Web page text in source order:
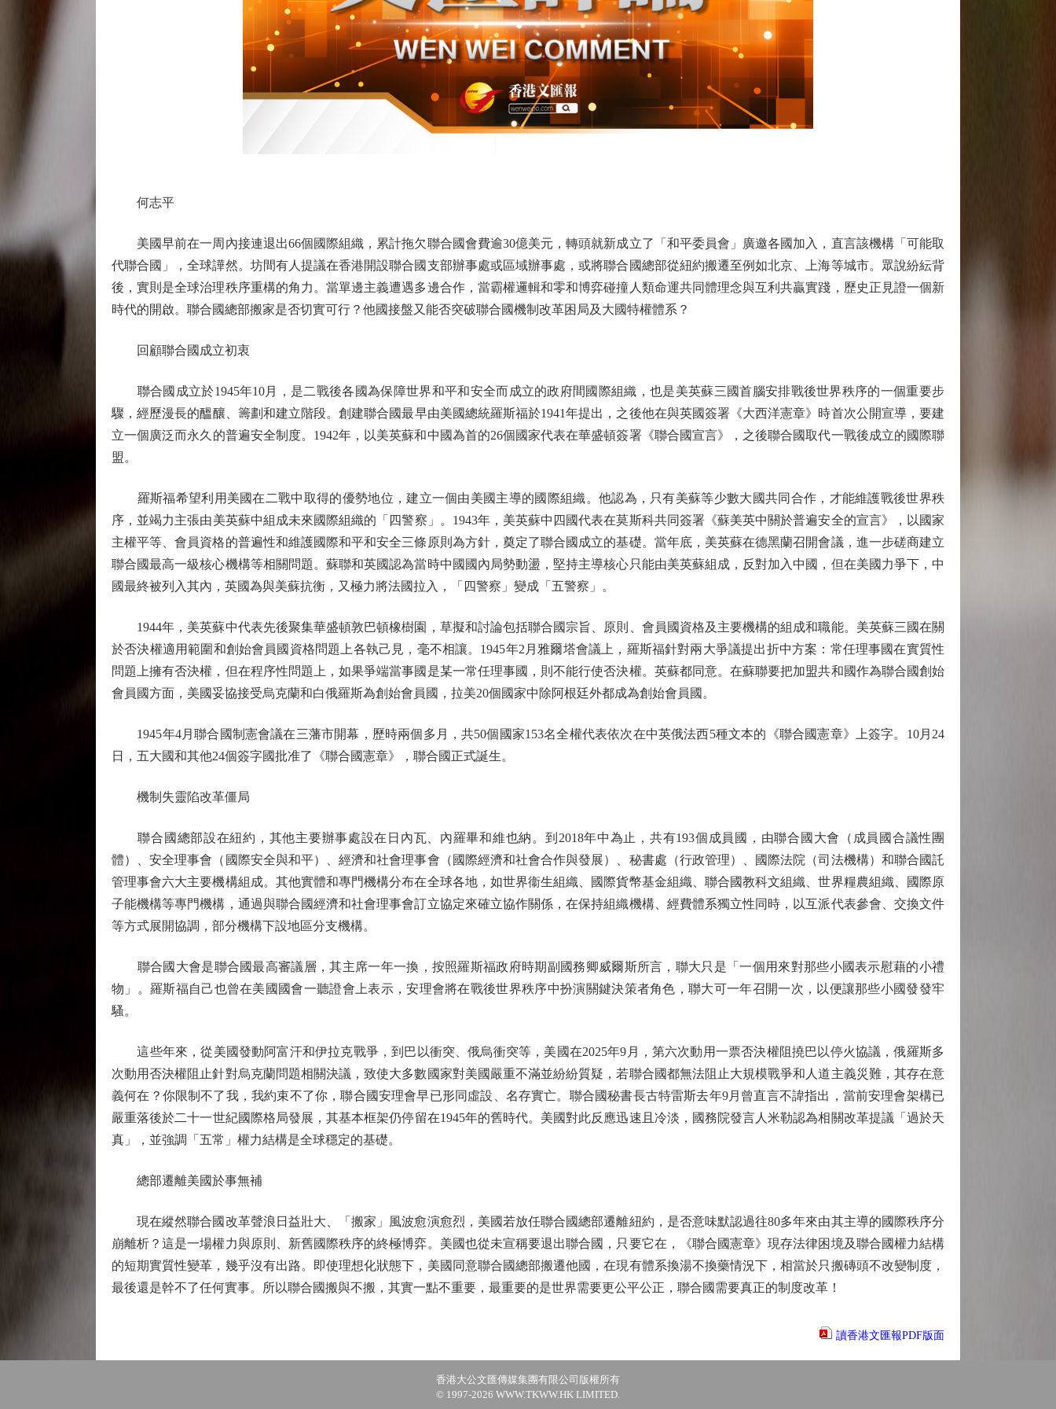
何志平
美國早前在一周內接連退出66個國際組織，累計拖欠聯合國會費逾30億美元，轉頭就新成立了「和平委員會」廣邀各國加入，直言該機構「可能取
代聯合國」，全球譁然。坊間有人提議在香港開設聯合國支部辦事處或區域辦事處，或將聯合國總部從紐約搬遷至例如北京、上海等城市。眾說紛紜背
後，實則是全球治理秩序重構的角力。當單邊主義遭遇多邊合作，當霸權邏輯和零和博弈碰撞人類命運共同體理念與互利共贏實踐，歷史正見證一個新
時代的開啟。聯合國總部搬家是否切實可行？他國接盤又能否突破聯合國機制改革困局及大國特權體系？
回顧聯合國成立初衷
聯合國成立於1945年10月，是二戰後各國為保障世界和平和安全而成立的政府間國際組織，也是美英蘇三國首腦安排戰後世界秩序的一個重要步
驟，經歷漫長的醞釀、籌劃和建立階段。創建聯合國最早由美國總統羅斯福於1941年提出，之後他在與英國簽署《大西洋憲章》時首次公開宣導，要建
立一個廣泛而永久的普遍安全制度。1942年，以美英蘇和中國為首的26個國家代表在華盛頓簽署《聯合國宣言》，之後聯合國取代一戰後成立的國際聯
盟。
羅斯福希望利用美國在二戰中取得的優勢地位，建立一個由美國主導的國際組織。他認為，只有美蘇等少數大國共同合作，才能維護戰後世界秩
序，並竭力主張由美英蘇中組成未來國際組織的「四警察」。1943年，美英蘇中四國代表在莫斯科共同簽署《蘇美英中關於普遍安全的宣言》，以國家
主權平等、會員資格的普遍性和維護國際和平和安全三條原則為方針，奠定了聯合國成立的基礎。當年底，美英蘇在德黑蘭召開會議，進一步磋商建立
聯合國最高一級核心機構等相關問題。蘇聯和英國認為當時中國國內局勢動盪，堅持主導核心只能由美英蘇組成，反對加入中國，但在美國力爭下，中
國最終被列入其內，英國為與美蘇抗衡，又極力將法國拉入，「四警察」變成「五警察」。
1944年，美英蘇中代表先後聚集華盛頓敦巴頓橡樹園，草擬和討論包括聯合國宗旨、原則、會員國資格及主要機構的組成和職能。美英蘇三國在關
於否決權適用範圍和創始會員國資格問題上各執己見，毫不相讓。1945年2月雅爾塔會議上，羅斯福針對兩大爭議提出折中方案：常任理事國在實質性
問題上擁有否決權，但在程序性問題上，如果爭端當事國是某一常任理事國，則不能行使否決權。英蘇都同意。在蘇聯要把加盟共和國作為聯合國創始
會員國方面，美國妥協接受烏克蘭和白俄羅斯為創始會員國，拉美20個國家中除阿根廷外都成為創始會員國。
1945年4月聯合國制憲會議在三藩市開幕，歷時兩個多月，共50個國家153名全權代表依次在中英俄法西5種文本的《聯合國憲章》上簽字。10月24
日，五大國和其他24個簽字國批准了《聯合國憲章》，聯合國正式誕生。
機制失靈陷改革僵局
聯合國總部設在紐約，其他主要辦事處設在日內瓦、內羅畢和維也納。到2018年中為止，共有193個成員國，由聯合國大會（成員國合議性團
體）、安全理事會（國際安全與和平）、經濟和社會理事會（國際經濟和社會合作與發展）、秘書處（行政管理）、國際法院（司法機構）和聯合國託
管理事會六大主要機構組成。其他實體和專門機構分布在全球各地，如世界衞生組織、國際貨幣基金組織、聯合國教科文組織、世界糧農組織、國際原
子能機構等專門機構，通過與聯合國經濟和社會理事會訂立協定來確立協作關係，在保持組織機構、經費體系獨立性同時，以互派代表參會、交換文件
等方式展開協調，部分機構下設地區分支機構。
聯合國大會是聯合國最高審議層，其主席一年一換，按照羅斯福政府時期副國務卿威爾斯所言，聯大只是「一個用來對那些小國表示慰藉的小禮
物」。羅斯福自己也曾在美國國會一聽證會上表示，安理會將在戰後世界秩序中扮演關鍵決策者角色，聯大可一年召開一次，以便讓那些小國發發牢
騷。
這些年來，從美國發動阿富汗和伊拉克戰爭，到巴以衝突、俄烏衝突等，美國在2025年9月，第六次動用一票否決權阻撓巴以停火協議，俄羅斯多
次動用否決權阻止針對烏克蘭問題相關決議，致使大多數國家對美國嚴重不滿並紛紛質疑，若聯合國都無法阻止大規模戰爭和人道主義災難，其存在意
義何在？你限制不了我，我約束不了你，聯合國安理會早已形同虛設、名存實亡。聯合國秘書長古特雷斯去年9月曾直言不諱指出，當前安理會架構已
嚴重落後於二十一世紀國際格局發展，其基本框架仍停留在1945年的舊時代。美國對此反應迅速且冷淡，國務院發言人米勒認為相關改革提議「過於天
真」，並強調「五常」權力結構是全球穩定的基礎。
總部遷離美國於事無補
現在縱然聯合國改革聲浪日益壯大、「搬家」風波愈演愈烈，美國若放任聯合國總部遷離紐約，是否意味默認過往80多年來由其主導的國際秩序分
崩離析？這是一場權力與原則、新舊國際秩序的終極博弈。美國也從未宣稱要退出聯合國，只要它在，《聯合國憲章》現存法律困境及聯合國權力結構
的短期實質性變革，幾乎沒有出路。即使理想化狀態下，美國同意聯合國總部搬遷他國，在現有體系換湯不換藥情況下，相當於只搬磚頭不改變制度，
最後還是幹不了任何實事。所以聯合國搬與不搬，其實一點不重要，最重要的是世界需要更公平公正，聯合國需要真正的制度改革！
讀香港文匯報PDF版面
香港大公文匯傳媒集團有限公司版權所有
© 1997-2026 WWW.TKWW.HK LIMITED.